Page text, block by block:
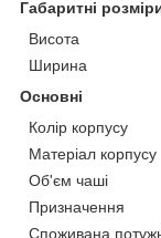
Габаритні
Висота
Ширина
Основні
Колір корпусу
Матеріал корпусу
Об'єм чаші
Призначення
Споживана